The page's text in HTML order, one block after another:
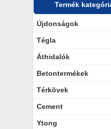
Termék
Újdonságok
Tégla
Áthidalók
Betontermékek
Térkövek
Cement
Ytong